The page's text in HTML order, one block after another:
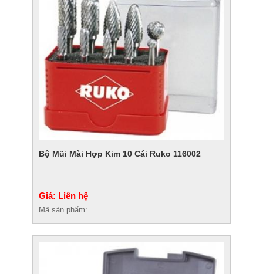
Bộ Mũi Mài Hợp Kim 10 Cái Ruko 116002
Giá: Liên hệ
Mã sản phẩm: